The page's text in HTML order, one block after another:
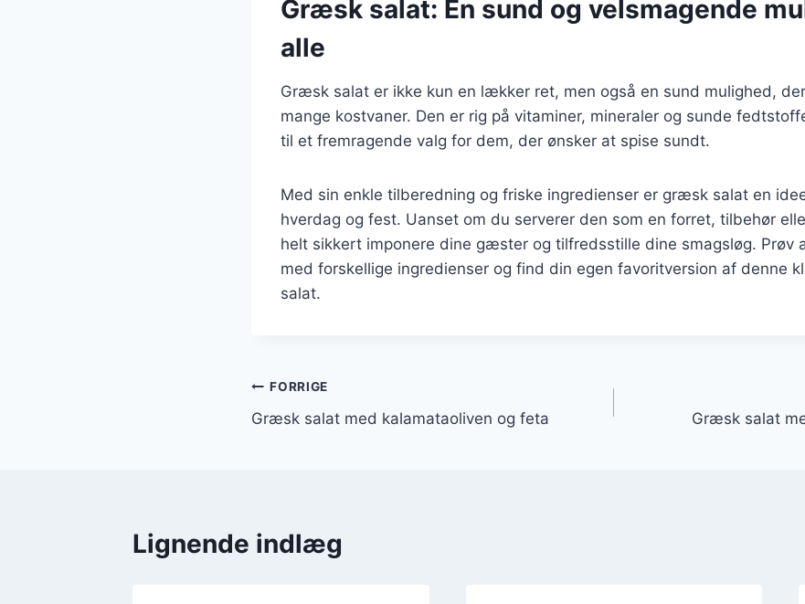
Græsk salat: En sund og velsmagende
alle
Græsk salat er ikke kun en lækker ret, men også en sund mulighed,
mange kostvaner. Den er rig på vitaminer, mineraler og sunde
til et fremragende valg for dem, der ønsker at spise sundt.
Med sin enkle tilberedning og friske ingredienser er græsk salat en
hverdag og fest. Uanset om du serverer den som en forret, tilbehør
helt sikkert imponere dine gæster og tilfredsstille dine smagsløg. Prøv
med forskellige ingredienser og find din egen favoritversion af denne
salat.
Indlægsnavigation
FORRIGE
Græsk salat med kalamataoliven og feta Græsk salat
Lignende indlæg